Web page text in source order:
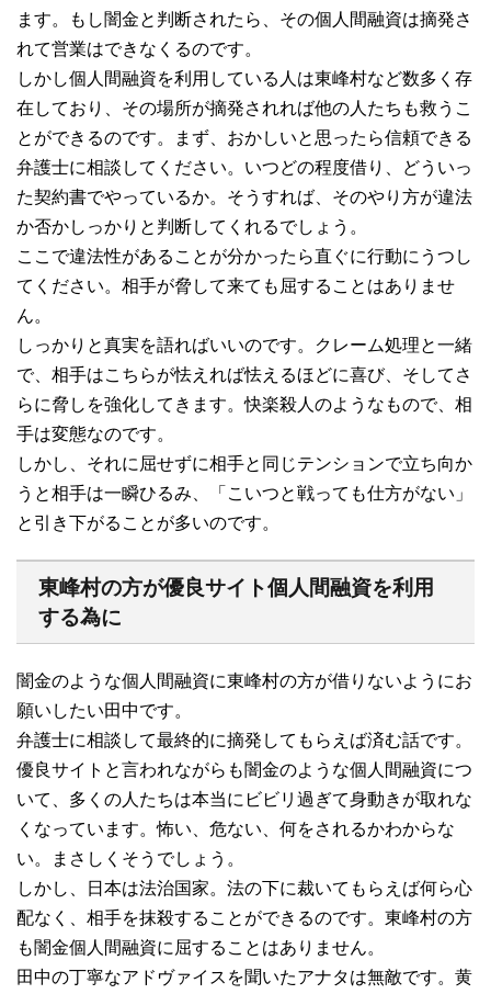
ます。もし闇金と判断されたら、その個人間融資は摘発さ
れて営業はできなくるのです。
しかし個人間融資を利用している人は東峰村など数多く存
在しており、その場所が摘発されれば他の人たちも救うこ
とができるのです。まず、おかしいと思ったら信頼できる
弁護士に相談してください。いつどの程度借り、どういっ
た契約書でやっているか。そうすれば、そのやり方が違法
か否かしっかりと判断してくれるでしょう。
ここで違法性があることが分かったら直ぐに行動にうつし
てください。相手が脅して来ても屈することはありませ
ん。
しっかりと真実を語ればいいのです。クレーム処理と一緒
で、相手はこちらが怯えれば怯えるほどに喜び、そしてさ
らに脅しを強化してきます。快楽殺人のようなもので、相
手は変態なのです。
しかし、それに屈せずに相手と同じテンションで立ち向か
うと相手は一瞬ひるみ、「こいつと戦っても仕方がない」
と引き下がることが多いのです。
東峰村の方が優良サイト個人間融資を利用
する為に
闇金のような個人間融資に東峰村の方が借りないようにお
願いしたい田中です。
弁護士に相談して最終的に摘発してもらえば済む話です。
優良サイトと言われながらも闇金のような個人間融資につ
いて、多くの人たちは本当にビビリ過ぎて身動きが取れな
くなっています。怖い、危ない、何をされるかわからな
い。まさしくそうでしょう。
しかし、日本は法治国家。法の下に裁いてもらえば何ら心
配なく、相手を抹殺することができるのです。東峰村の方
も闇金個人間融資に屈することはありません。
田中の丁寧なアドヴァイスを聞いたアナタは無敵です。黄